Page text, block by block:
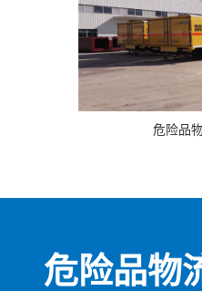
危险品
危险品物